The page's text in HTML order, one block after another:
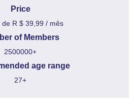
Price
de R $ 39,99 / mês
of Members
2500000+
age range
27+